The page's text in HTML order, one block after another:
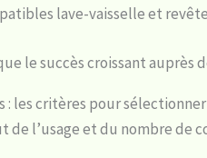
lave-vaisselle et
le succès croissant
: les critères pour
l’usage et du nombre de